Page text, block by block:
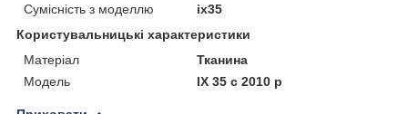
Сумісність з моделлю
ix35
Користувальницькі характеристики
Матеріал
Тканина
Модель
IX 35 c 2010 р